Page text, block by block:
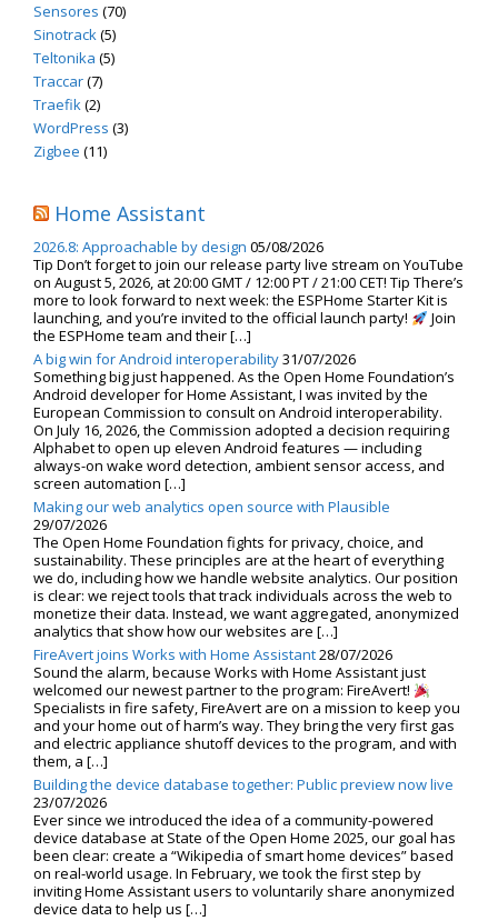
Sensores (70)
Sinotrack(5)
Teltonika (5)
Traccar(7)
Traefik(2)
WordPress (3)
Zigbee (11)
Home Assistant
2026.8: Approachable by design 05/08/2026
Tip Don’t forget to join our release party live stream on YouTube
on August 5, 2026, at 20:00 GMT / 12:00 PT / 21:00 CET! Tip There’s
more to look forward to next week: the ESPHome Starter Kit is
launching, and you’re invited to the official launch party!
Join
the ESPHome team and their […]
A big win for Android interoperability31/07/2026
Something big just happened. As the Open Home Foundation’s
Android developer for Home Assistant, I was invited by the
European Commission to consult on Android interoperability.
On July 16, 2026, the Commission adopted a decision requiring
Alphabet to open up eleven Android features — including
always-on wake word detection, ambient sensor access, and
screen automation […]
Making our web analytics open source with Plausible
29/07/2026
The Open Home Foundation fights for privacy, choice, and
sustainability. These principles are at the heart of everything
we do, including how we handle website analytics. Our position
is clear: we reject tools that track individuals across the web to
monetize their data. Instead, we want aggregated, anonymized
analytics that show how our websites are […]
FireAvert joins Works with Home Assistant28/07/2026
Sound the alarm, because Works with Home Assistant just
welcomed our newest partner to the program: FireAvert!
Specialists in fire safety, FireAvert are on a mission to keep you
and your home out of harm’s way. They bring the very first gas
and electric appliance shutoff devices to the program, and with
them, a […]
Building the device database together: Public preview now live
23/07/2026
Ever since we introduced the idea of a community-powered
device database at State of the Open Home 2025, our goal has
been clear: create a “Wikipedia of smart home devices” based
on real-world usage. In February, we took the first step by
inviting Home Assistant users to voluntarily share anonymized
device data to help us […]